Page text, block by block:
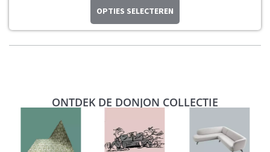
OPTIES SELECTEREN
ONTDEK DE DONJON COLLECTIE